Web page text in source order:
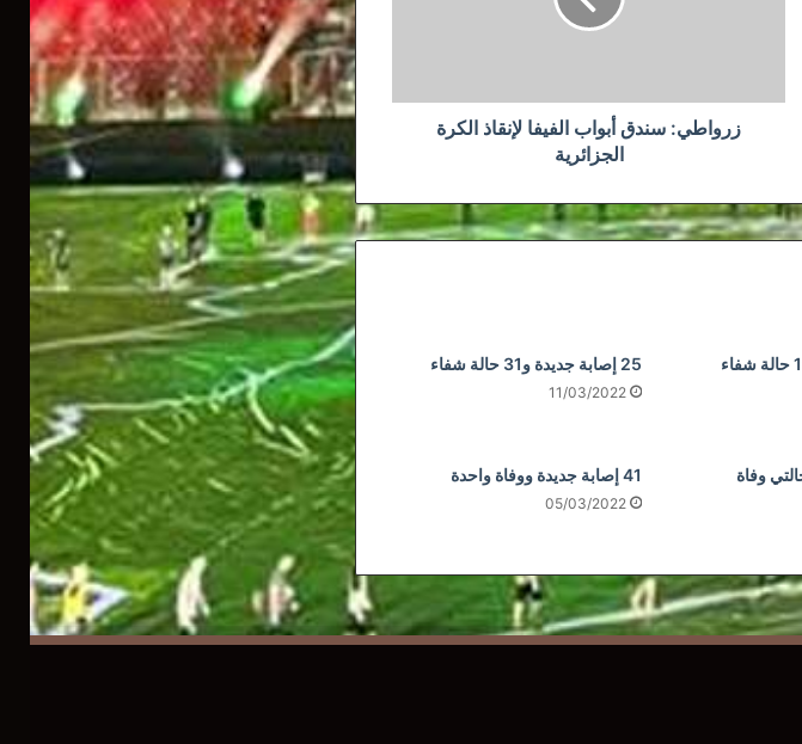
زرواطي: سندق أبواب الفيفا لإنقاذ الكرة
الجزائرية
22 إصابة جديدة, 19 حالة شفاء
25 إصابة جديدة و31 حالة شفاء
11/03/2022
41 إصابة جديدة ووفاة واحدة
05/03/2022